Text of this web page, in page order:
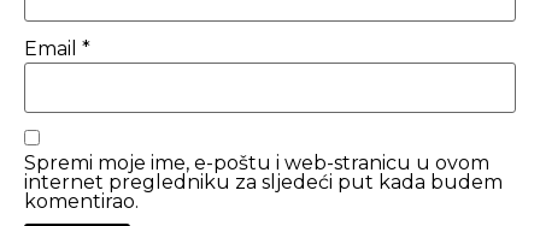
Email *
Spremi moje ime, e-poštu i web-stranicu u ovom
internet pregledniku za sljedeći put kada budem
komentirao.